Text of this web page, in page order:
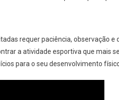
requer paciência, observação e
a atividade esportiva que mais
para o seu desenvolvimento físico